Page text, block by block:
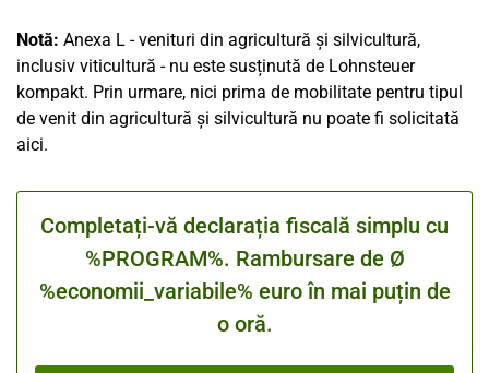
Notă: Anexa L - venituri din agricultură și silvicultură,
inclusiv viticultură - nu este susținută de Lohnsteuer
kompakt. Prin urmare, nici prima de mobilitate pentru tipul
de venit din agricultură și silvicultură nu poate fi solicitată
aici.
Completați-vă declarația fiscală simplu cu
%PROGRAM%. Rambursare de Ø
%economii_variabile% euro în mai puțin de
o oră.